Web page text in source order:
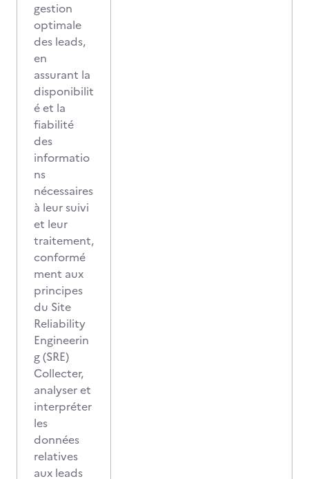
gestion
optimale
des leads,
en
assurant la
disponibilit
é et la
fiabilité
des
informatio
ns
nécessaires
à leur suivi
et leur
traitement,
conformé
ment aux
principes
du Site
Reliability
Engineerin
g (SRE)
Collecter,
analyser et
interpréter
les
données
relatives
aux leads